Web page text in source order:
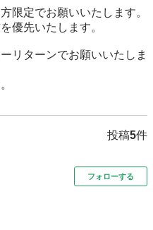
限定でお願いいたします。
優先いたします。
リターンでお願いいたしま
投稿5件
フォローする